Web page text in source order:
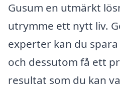
Gusum en utmärkt
utrymme ett nytt liv.
experter kan du
och dessutom få ett
resultat som du kan